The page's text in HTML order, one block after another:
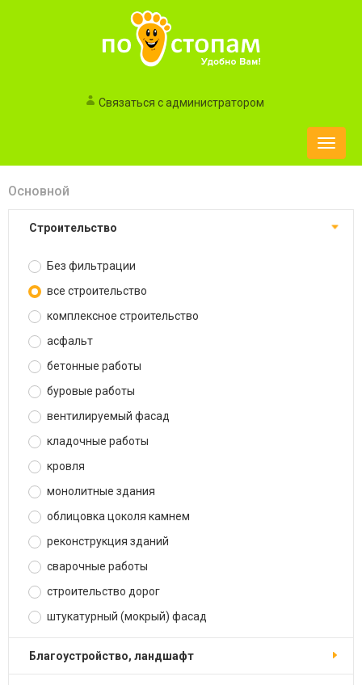
Связаться с администратором
Toggle
Основной
строительство
Без фильтрации
все строительство
комплексное строительство
асфальт
бетонные работы
буровые работы
вентилируемый фасад
кладочные работы
кровля
монолитные здания
облицовка цоколя камнем
реконструкция зданий
сварочные работы
строительство дорог
штукатурный (мокрый) фасад
благоустройство, ландшафт